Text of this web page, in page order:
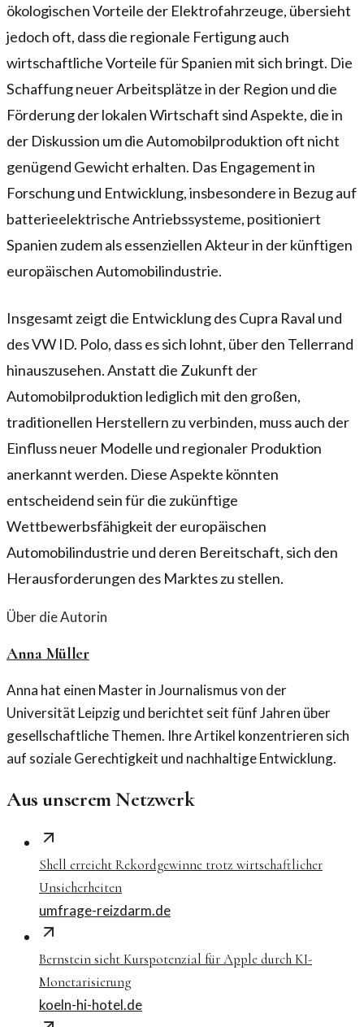
ökologischen Vorteile der Elektrofahrzeuge, übersieht
jedoch oft, dass die regionale Fertigung auch
wirtschaftliche Vorteile für Spanien mit sich bringt. Die
Schaffung neuer Arbeitsplätze in der Region und die
Förderung der lokalen Wirtschaft sind Aspekte, die in
der Diskussion um die Automobilproduktion oft nicht
genügend Gewicht erhalten. Das Engagement in
Forschung und Entwicklung, insbesondere in Bezug auf
batterieelektrische Antriebssysteme, positioniert
Spanien zudem als essenziellen Akteur in der künftigen
europäischen Automobilindustrie.
Insgesamt zeigt die Entwicklung des Cupra Raval und
des VW ID. Polo, dass es sich lohnt, über den Tellerrand
hinauszusehen. Anstatt die Zukunft der
Automobilproduktion lediglich mit den großen,
traditionellen Herstellern zu verbinden, muss auch der
Einfluss neuer Modelle und regionaler Produktion
anerkannt werden. Diese Aspekte könnten
entscheidend sein für die zukünftige
Wettbewerbsfähigkeit der europäischen
Automobilindustrie und deren Bereitschaft, sich den
Herausforderungen des Marktes zu stellen.
Über die Autorin
Anna Müller
Anna hat einen Master in Journalismus von der
Universität Leipzig und berichtet seit fünf Jahren über
gesellschaftliche Themen. Ihre Artikel konzentrieren sich
auf soziale Gerechtigkeit und nachhaltige Entwicklung.
Aus unserem Netzwerk
Shell erreicht Rekordgewinne trotz wirtschaftlicher
Unsicherheiten
umfrage-reizdarm.de
Bernstein sieht Kurspotenzial für Apple durch KI-
Monetarisierung
koeln-hi-hotel.de